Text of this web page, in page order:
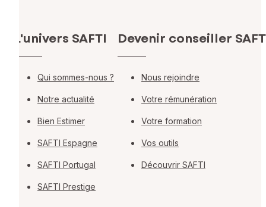
L'univers SAFTI
Qui sommes-nous ?
Notre actualité
Bien Estimer
SAFTI Espagne
SAFTI Portugal
SAFTI Prestige
Devenir conseiller
Nous rejoindre
Votre rémunération
Votre formation
Vos outils
Découvrir SAFTI